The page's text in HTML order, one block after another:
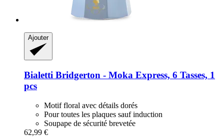
Ajouter
Bialetti Bridgerton -​ Moka Express, 6 Tasses, 1
pcs
Motif floral avec détails dorés
Pour toutes les plaques sauf induction
Soupape de sécurité brevetée
62,99 €